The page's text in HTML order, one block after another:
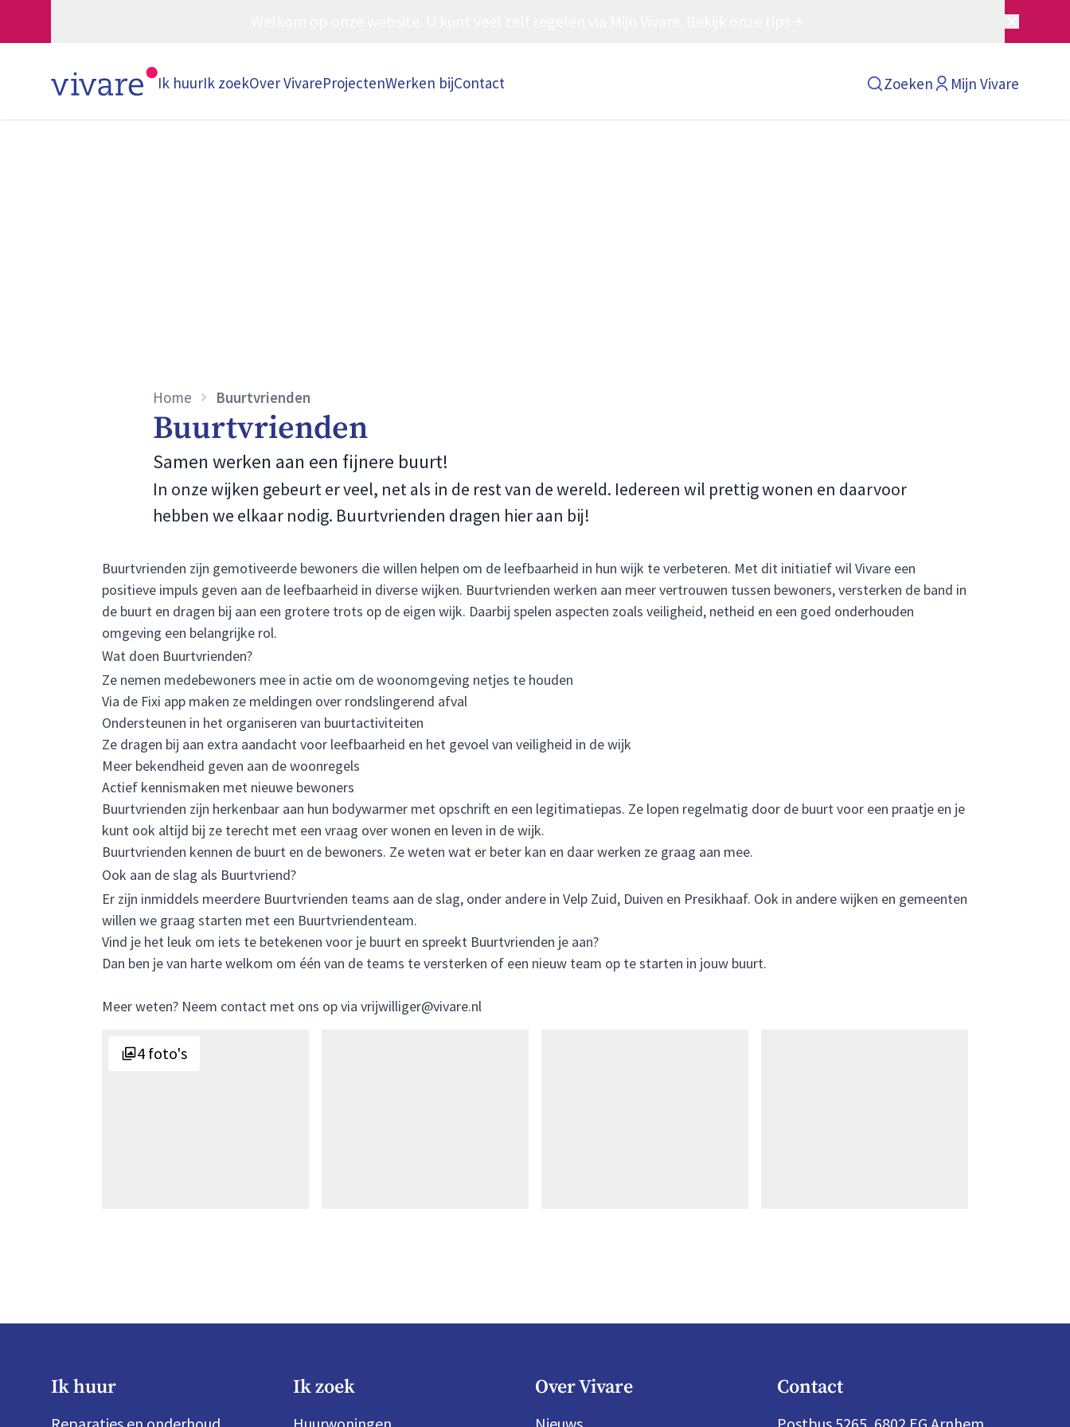
Ik huurIk zoekOver VivareProjectenWerken bijContact Zoeken Mijn Vivare
Home Buurtvrienden
Buurtvrienden
Samen werken aan een fijnere buurt!
In onze wijken gebeurt er veel, net als in de rest van de wereld. Iedereen wil prettig wonen en daarvoor
hebben we elkaar nodig. Buurtvrienden dragen hier aan bij!
Buurtvrienden zijn gemotiveerde bewoners die willen helpen om de leefbaarheid in hun wijk te verbeteren. Met dit initiatief wil Vivare een
positieve impuls geven aan de leefbaarheid in diverse wijken. Buurtvrienden werken aan meer vertrouwen tussen bewoners, versterken de band in
de buurt en dragen bij aan een grotere trots op de eigen wijk. Daarbij spelen aspecten zoals veiligheid, netheid en een goed onderhouden
omgeving een belangrijke rol.
Wat doen Buurtvrienden?
Ze nemen medebewoners mee in actie om de woonomgeving netjes te houden
Via de Fixi app maken ze meldingen over rondslingerend afval
Ondersteunen in het organiseren van buurtactiviteiten
Ze dragen bij aan extra aandacht voor leefbaarheid en het gevoel van veiligheid in de wijk
Meer bekendheid geven aan de woonregels
Actief kennismaken met nieuwe bewoners
Buurtvrienden zijn herkenbaar aan hun bodywarmer met opschrift en een legitimatiepas. Ze lopen regelmatig door de buurt voor een praatje en je
kunt ook altijd bij ze terecht met een vraag over wonen en leven in de wijk.
Buurtvrienden kennen de buurt en de bewoners. Ze weten wat er beter kan en daar werken ze graag aan mee.
Ook aan de slag als Buurtvriend?
Er zijn inmiddels meerdere Buurtvrienden teams aan de slag, onder andere in Velp Zuid, Duiven en Presikhaaf. Ook in andere wijken en gemeenten
willen we graag starten met een Buurtvriendenteam.
Vind je het leuk om iets te betekenen voor je buurt en spreekt Buurtvrienden je aan?
Dan ben je van harte welkom om één van de teams te versterken of een nieuw team op te starten in jouw buurt.
Meer weten? Neem contact met ons op via vrijwilliger@vivare.nl
4 foto's
Ik huur Ik zoek Over Vivare Contact